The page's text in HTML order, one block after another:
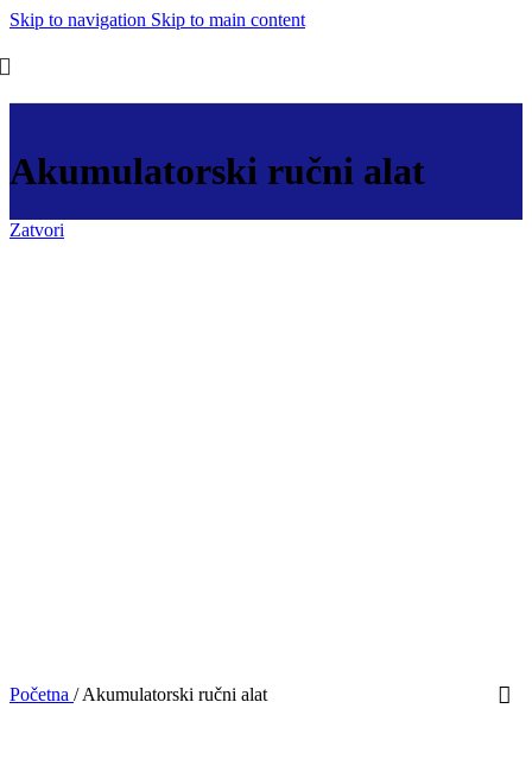
Skip to navigation Skip to main content
Akumulatorski ručni alat
Zatvori
Početna / Akumulatorski ručni alat